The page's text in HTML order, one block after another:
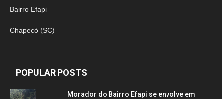
Bairro Efapi
Chapecó (SC)
POPULAR POSTS
Morador do Bairro Efapi se envolve em